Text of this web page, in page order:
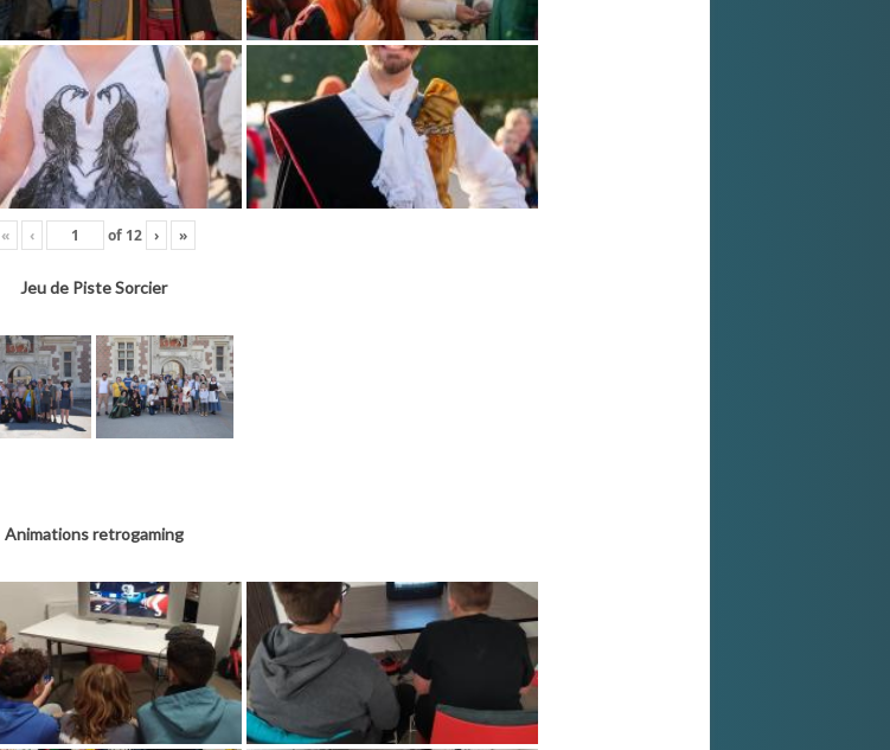
« ‹ of 12 › »
Jeu de Piste Sorcier
Animations retrogaming